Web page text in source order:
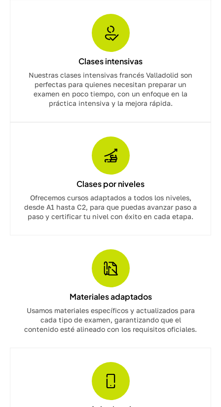
Clases intensivas
Nuestras clases intensivas francés Valladolid son
perfectas para quienes necesitan preparar un
examen en poco tiempo, con un enfoque en la
práctica intensiva y la mejora rápida.
Clases por niveles
Ofrecemos cursos adaptados a todos los niveles,
desde A1 hasta C2, para que puedas avanzar paso a
paso y certificar tu nivel con éxito en cada etapa.
Materiales adaptados
Usamos materiales específicos y actualizados para
cada tipo de examen, garantizando que el
contenido esté alineado con los requisitos oficiales.